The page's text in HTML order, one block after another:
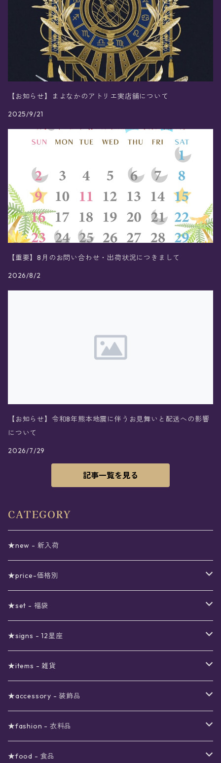
【お知らせ】まよなかのアトリエ実店舗について
2025/9/21
【重要】8月のお問い合わせ・出荷状況につきまして
2026/8/2
【お知らせ】令和8年熊本地震に伴うお見舞いと配送への影響
について
2026/7/29
記事一覧を見る
CATEGORY
★new - 新入荷
★price-価格別
セール
真夜中のSALE
予約限定SALE
〜1000円
〜2000円
〜3000円
〜4000円
〜5000円
★set - 福袋
12星座福袋
星の市福袋
★signs - 12星座
12星座ギフトセット
★items - 雑貨
ステーショナリー
ギフトボックス
ノート
メイクアップ
ネイルカラー
ポーチ
★accessory - 装飾品
ピアス
星
イヤリング
★fashion - 衣料品
ワンピース
★food - 食品